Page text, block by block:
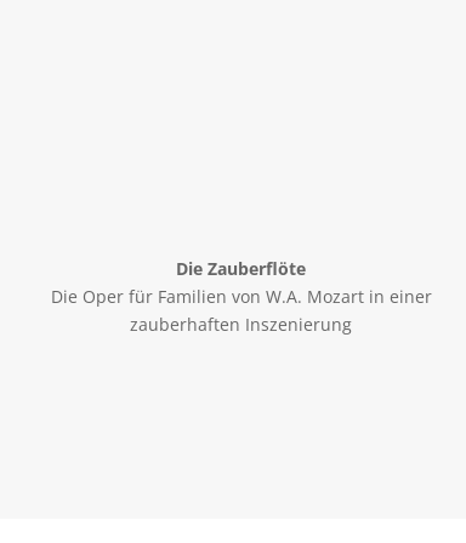
Die Zauberflöte
Die Oper für Familien von W.A. Mozart in einer
zauberhaften Inszenierung